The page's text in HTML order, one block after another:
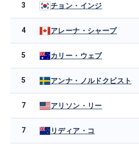
3 チョン・インジ
4 アレーナ・シャープ
5 カリー・ウェブ
5 アンナ・ノルドクビスト
7 アリソン・リー
7 リディア・コ